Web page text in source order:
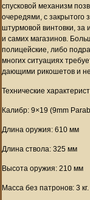
спусковой механизм
очередями, с закрытого
штурмовой винтовки, за
и самих магазинов.
полицейские, либо
многих ситуациях
дающими рикошетов и
Технические
Калибр: 9×19 (9mm
Длина оружия: 610 мм
Длина ствола: 325 мм
Высота оружия: 210 мм
Масса без патронов: 3 кг.